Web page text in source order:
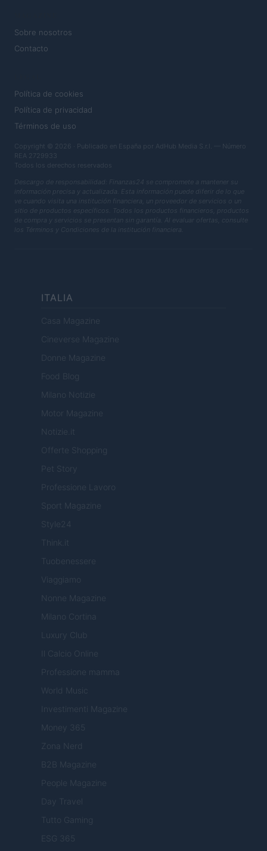
Sobre nosotros
Contacto
Política de cookies
Política de privacidad
Términos de uso
Copyright © 2026 · Publicado en España por AdHub Media S.r.l. — Número
REA 2729933
Todos los derechos reservados
Descargo de responsabilidad: Finanzas24 se compromete a mantener su
información precisa y actualizada. Esta información puede diferir de lo que
ve cuando visita una institución financiera, un proveedor de servicios o un
sitio de productos específicos. Todos los productos financieros, productos
de compra y servicios se presentan sin garantía. Al evaluar ofertas, consulte
los Términos y Condiciones de la institución financiera.
ITALIA
Casa Magazine
Cineverse Magazine
Donne Magazine
Food Blog
Milano Notizie
Motor Magazine
Notizie.it
Offerte Shopping
Pet Story
Professione Lavoro
Sport Magazine
Style24
Think.it
Tuobenessere
Viaggiamo
Nonne Magazine
Milano Cortina
Luxury Club
Il Calcio Online
Professione mamma
World Music
Investimenti Magazine
Money 365
Zona Nerd
B2B Magazine
People Magazine
Day Travel
Tutto Gaming
ESG 365